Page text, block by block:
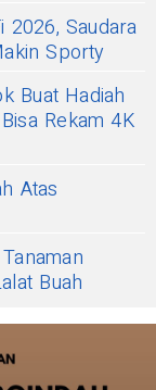
2026, Saudara
Sporty
Buat Hadiah
Rekam 4K
Atas
Buah